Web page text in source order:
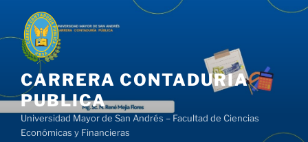
contenido
CARRERA CONTADURIA
PUBLICA
Universidad Mayor de San Andrés – Facultad de Ciencias
Económicas y Financieras